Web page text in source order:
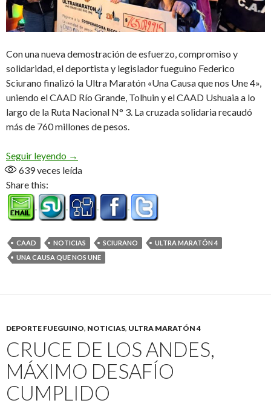
Con una nueva demostración de esfuerzo, compromiso y
solidaridad, el deportista y legislador fueguino Federico
Sciurano finalizó la Ultra Maratón «Una Causa que nos Une 4»,
uniendo el CAAD Río Grande, Tolhuin y el CAAD Ushuaia a lo
largo de la Ruta Nacional N° 3. La cruzada solidaria recaudó
más de 760 millones de pesos.
Seguir leyendo «Fede» lo hizo una vez más, completo los 230 k
→
639veces leída
Share this:
CAAD NOTICIAS SCIURANO
ULTRA MARATÓN 4
UNA CAUSA QUE NOS UNE
DEPORTE FUEGUINO, NOTICIAS, ULTRA MARATÓN 4
CRUCE DE LOS ANDES,
MÁXIMO DESAFÍO
CUMPLIDO